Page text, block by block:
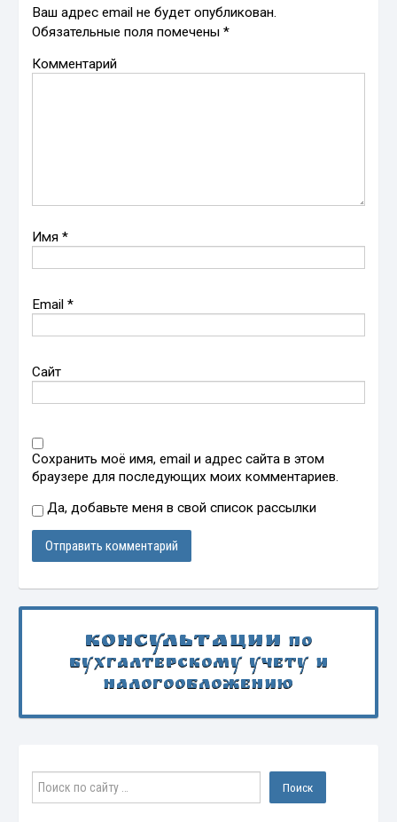
Ваш адрес email не будет опубликован.
Обязательные поля помечены*
Комментарий
Имя*
Email*
Сайт
Сохранить моё имя, email и адрес сайта в этом
браузере для последующих моих комментариев.
Да, добавьте меня в свой список рассылки
Консультации по
бухгалтерскому учету и
налогообложению